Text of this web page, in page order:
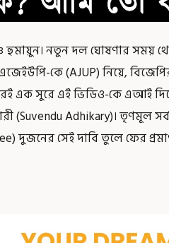
হুমায়ুন। নতুন দল ঘোষণার সময়
কে (AJUP) নিয়ে,
এক সুরে এই ভিডিও-কে এআই
(Suvendu Adhikary)। তৃণমূল
দুজনের সেই দাবি তুলে ফের